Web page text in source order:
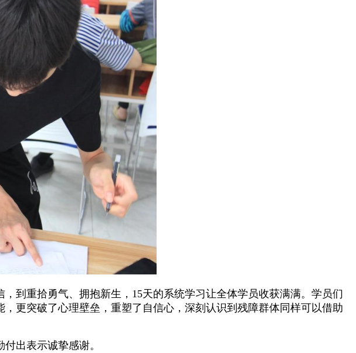
到重拾勇气、拥抱新生，15天的系统学习让全体学员收获满满。学员们
更突破了心理壁垒，重塑了自信心，深刻认识到残障群体同样可以借助
出表示诚挚感谢。